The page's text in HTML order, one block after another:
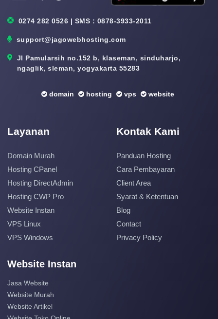
0274 282 0526 | SMS : 0878-3933-2011
support@jagowebhosting.com
Jl Pamularsih no.152 b, klaseman, sinduharjo,
ngaglik, sleman, yogyakarta 55283
domain hosting vps website
Layanan
Domain Murah
Hosting CPanel
Hosting DirectAdmin
Hosting CWP Pro
Website Instan
VPS Linux
VPS Windows
Kontak Kami
Panduan Hosting
Cara Pembayaran
Client Area
Syarat & Ketentuan
Blog
Contact
Privacy Policy
Website Instan
Jasa Website
Website Murah
Website Artikel